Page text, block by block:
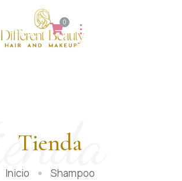
0
Tienda
Tienda
Inicio
Shampoo